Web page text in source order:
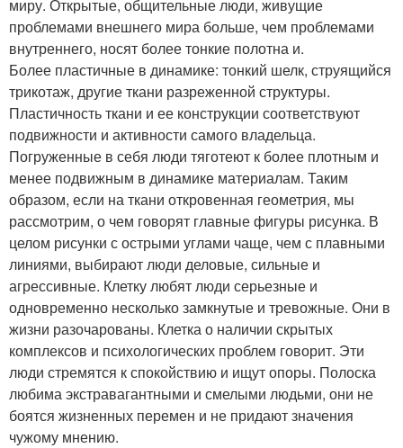
миру. Открытые, общительные люди, живущие
проблемами внешнего мира больше, чем проблемами
внутреннего, носят более тонкие полотна и.
Более пластичные в динамике: тонкий шелк, струящийся
трикотаж, другие ткани разреженной структуры.
Пластичность ткани и ее конструкции соответствуют
подвижности и активности самого владельца.
Погруженные в себя люди тяготеют к более плотным и
менее подвижным в динамике материалам. Таким
образом, если на ткани откровенная геометрия, мы
рассмотрим, о чем говорят главные фигуры рисунка. В
целом рисунки с острыми углами чаще, чем с плавными
линиями, выбирают люди деловые, сильные и
агрессивные. Клетку любят люди серьезные и
одновременно несколько замкнутые и тревожные. Они в
жизни разочарованы. Клетка о наличии скрытых
комплексов и психологических проблем говорит. Эти
люди стремятся к спокойствию и ищут опоры. Полоска
любима экстравагантными и смелыми людьми, они не
боятся жизненных перемен и не придают значения
чужому мнению.